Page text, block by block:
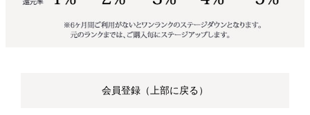
会員登録（上部に戻る）